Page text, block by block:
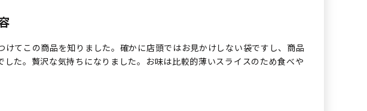
けてこの商品を知りました。確かに店頭ではお見かけしない袋ですし、商品
した。贅沢な気持ちになりました。お味は比較的薄いスライスのため食べや